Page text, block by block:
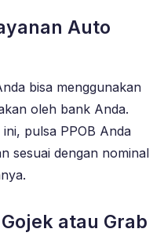
Auto
bisa menggunakan
oleh bank Anda.
pulsa PPOB Anda
sesuai dengan nominal
atau Grab